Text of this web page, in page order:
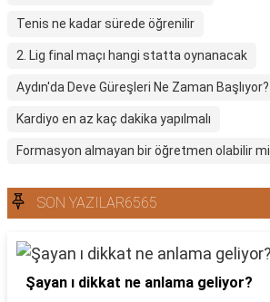
Tenis ne kadar sürede öğrenilir
2. Lig final maçı hangi statta oynanacak
Aydın'da Deve Güreşleri Ne Zaman Başlıyor?
Kardiyo en az kaç dakika yapılmalı
Formasyon almayan bir öğretmen olabilir mi
SON YAZILAR6565
Şayan ı dikkat ne anlama geliyor?